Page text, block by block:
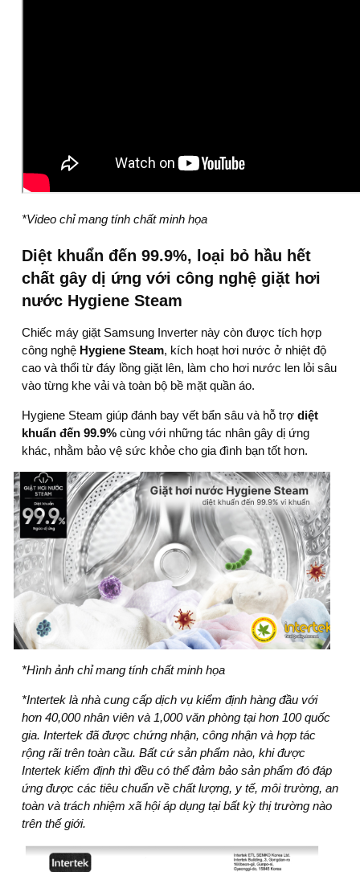
*Video chỉ mang tính chất minh họa
Diệt khuẩn đến 99.9%, loại bỏ hầu hết
chất gây dị ứng với công nghệ giặt hơi
nước Hygiene Steam
Chiếc máy giặt Samsung Inverter này còn được tích hợp
công nghệ Hygiene Steam, kích hoạt hơi nước ở nhiệt độ
cao và thổi từ đáy lồng giặt lên, làm cho hơi nước len lỏi sâu
vào từng khe vải và toàn bộ bề mặt quần áo.
Hygiene Steam giúp đánh bay vết bẩn sâu và hỗ trợ diệt
khuẩn đến 99.9% cùng với những tác nhân gây dị ứng
khác, nhằm bảo vệ sức khỏe cho gia đình bạn tốt hơn.
*Hình ảnh chỉ mang tính chất minh họa
*Intertek là nhà cung cấp dịch vụ kiểm định hàng đầu với
hơn 40,000 nhân viên và 1,000 văn phòng tại hơn 100 quốc
gia. Intertek đã được chứng nhận, công nhận và hợp tác
rộng rãi trên toàn cầu. Bất cứ sản phẩm nào, khi được
Intertek kiểm định thì đều có thể đảm bảo sản phẩm đó đáp
ứng được các tiêu chuẩn về chất lượng, y tế, môi trường, an
toàn và trách nhiệm xã hội áp dụng tại bất kỳ thị trường nào
trên thế giới. ​